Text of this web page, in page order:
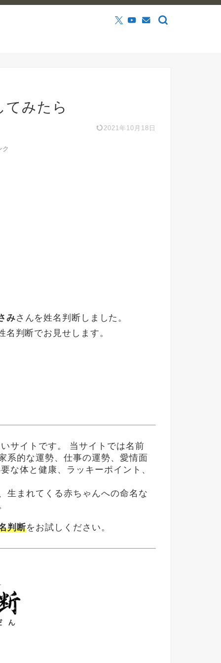
てみたら
2021年10月18日
ク
みさんを姓名判断しました。
判断でお見せします。
サイトです。
当サイトでは名前
系的な運勢、仕事の運勢、愛情面
な体と健康、ラッキーポイント、
生まれてくる赤ちゃんへの命名な
判断をお試しください。